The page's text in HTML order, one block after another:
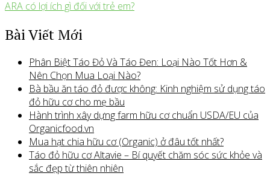
ARA có lợi ích gì đối với trẻ em?
Bài Viết Mới
Phân Biệt Táo Đỏ Và Táo Đen: Loại Nào Tốt Hơn &
Nên Chọn Mua Loại Nào?
Bà bầu ăn táo đỏ được không: Kinh nghiệm sử dụng táo
đỏ hữu cơ cho mẹ bầu
Hành trình xây dựng farm hữu cơ chuẩn USDA/EU của
Organicfood.vn
Mua hạt chia hữu cơ (Organic) ở đâu tốt nhất?
Táo đỏ hữu cơ Altavie – Bí quyết chăm sóc sức khỏe và
sắc đẹp từ thiên nhiên